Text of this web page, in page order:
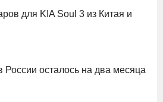
для KIA Soul 3 из Китая и
России осталось на два месяца